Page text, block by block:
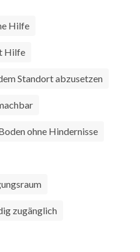
Hilfe
Hilfe
Standort abzusetzen
ohne Hindernisse
zugänglich